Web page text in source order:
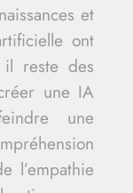
et
ont
il reste des
une IA
une
l’empathie